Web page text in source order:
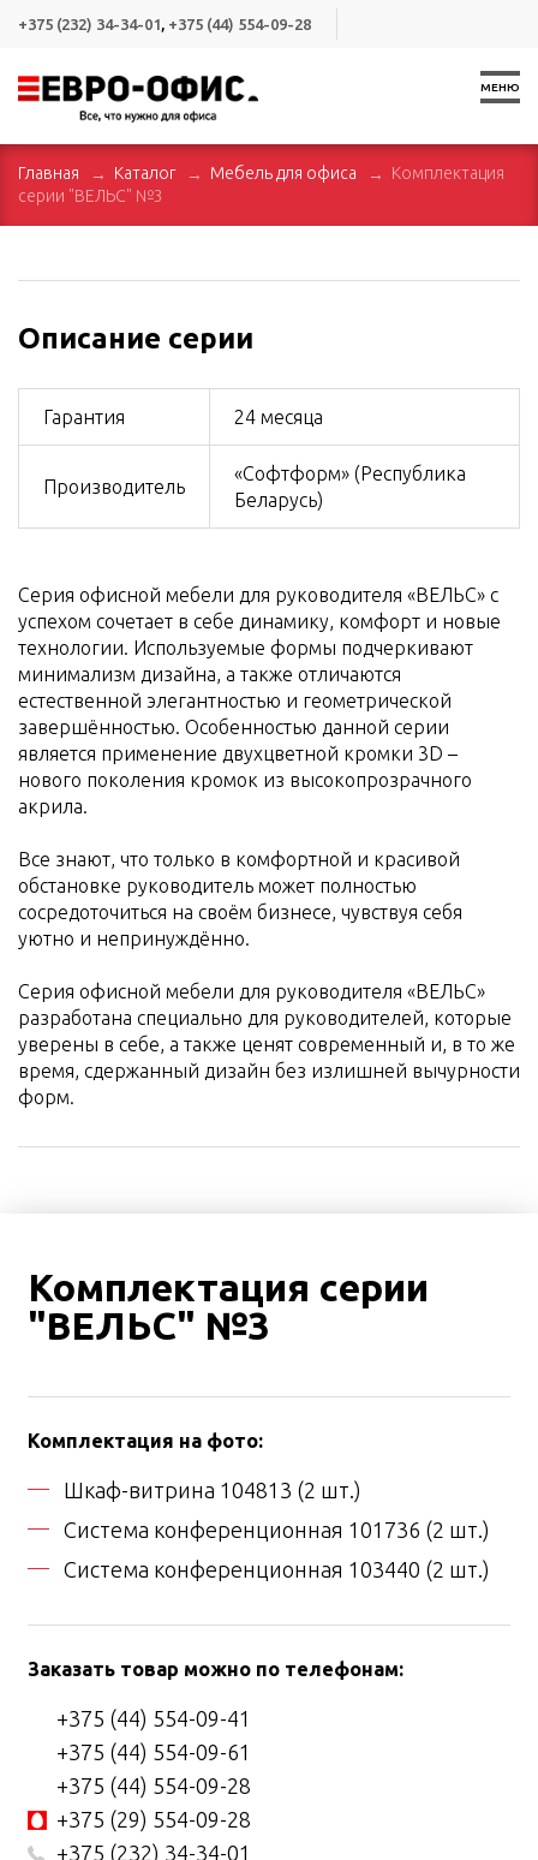
+375 (232) 34-34-01, +375 (44) 554-09-28
МЕНЮ
Главная Каталог Мебель для офиса
Комплектация
серии "ВЕЛЬС" №3
Описание серии
Гарантия 24 месяца
Производитель
«Софтформ» (Республика
Беларусь)
Серия офисной мебели для руководителя «ВЕЛЬС» с
успехом сочетает в себе динамику, комфорт и новые
технологии. Используемые формы подчеркивают
минимализм дизайна, а также отличаются
естественной элегантностью и геометрической
завершённостью. Особенностью данной серии
является применение двухцветной кромки 3D –
нового поколения кромок из высокопрозрачного
акрила.
Все знают, что только в комфортной и красивой
обстановке руководитель может полностью
сосредоточиться на своём бизнесе, чувствуя себя
уютно и непринуждённо.
Серия офисной мебели для руководителя «ВЕЛЬС»
разработана специально для руководителей, которые
уверены в себе, а также ценят современный и, в то же
время, сдержанный дизайн без излишней вычурности
форм.
Комплектация серии
"ВЕЛЬС" №3
Комплектация на фото:
Шкаф-витрина 104813 (2 шт.)
Система конференционная 101736 (2 шт.)
Система конференционная 103440 (2 шт.)
Заказать товар можно по телефонам:
+375 (44) 554-09-41
+375 (44) 554-09-61
+375 (44) 554-09-28
+375 (29) 554-09-28
+375 (232) 34-34-01